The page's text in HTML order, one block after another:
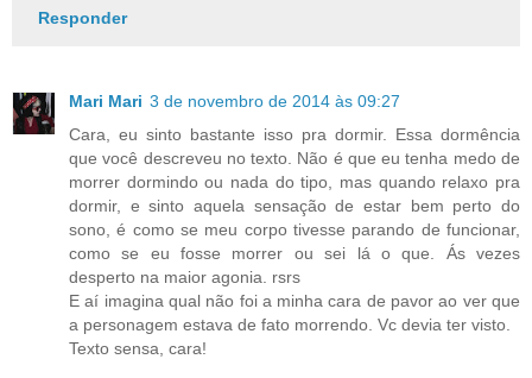
Responder
Mari Mari 3 de novembro de 2014 às 09:27
Cara, eu sinto bastante isso pra dormir. Essa dormência
que você descreveu no texto. Não é que eu tenha medo de
morrer dormindo ou nada do tipo, mas quando relaxo pra
dormir, e sinto aquela sensação de estar bem perto do
sono, é como se meu corpo tivesse parando de funcionar,
como se eu fosse morrer ou sei lá o que. Ás vezes
desperto na maior agonia. rsrs
E aí imagina qual não foi a minha cara de pavor ao ver que
a personagem estava de fato morrendo. Vc devia ter visto.
Texto sensa, cara!